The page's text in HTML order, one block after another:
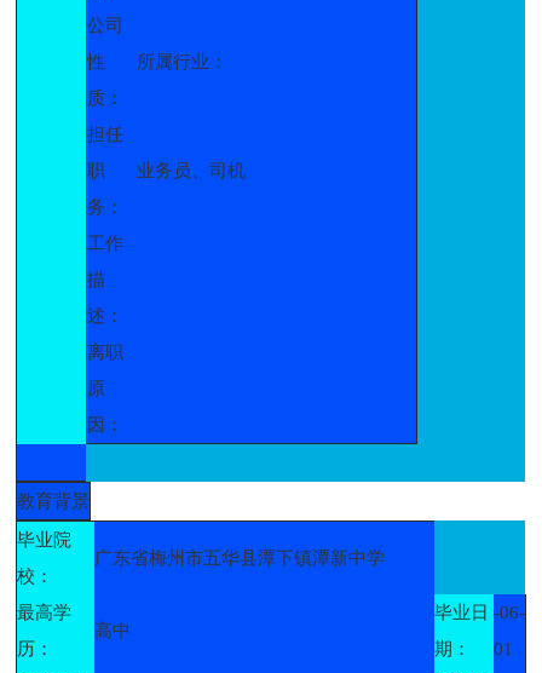
公司
性
质：
所属行业：
担任
职
务：
业务员、司机
工作
描
述：
离职
原
因：
教育背景
毕业院
校：
广东省梅州市五华县潭下镇潭新中学
最高学
历：
高中
毕业日
期：
-06-
01